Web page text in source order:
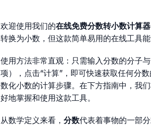
欢迎使用我们的在线免费分数转小数计算器
转换为小数，但这款简单易用的在线工具
使用方法非常直观：只需输入分数的分子
项），点击“计算”，即可快速获取任何分
数化小数的计算步骤。在下方指南中，我
好地掌握和使用这款工具。
从数学定义来看， 分数代表着事物的一部